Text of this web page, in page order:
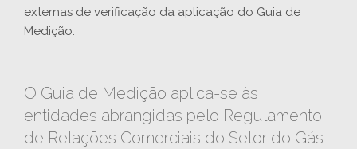
externas de verificação da aplicação do Guia de
Medição.
O Guia de Medição aplica-se às
entidades abrangidas pelo Regulamento
de Relações Comerciais do Setor do Gás